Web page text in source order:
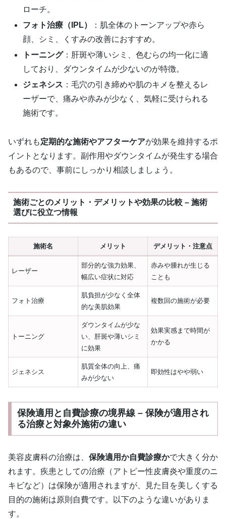
ローチ。
フォト治療（IPL）
：肌全体のトーンアップや赤ら
顔、シミ、くすみの改善におすすめ。
トーニング：肝斑や薄いシミ、色むらの均一化に適
しており、ダウンタイムが少ないのが特徴。
ジェネシス ：毛穴の引き締めや肌のキメを整えるレ
ーザーで、痛みや赤みが少なく、気軽に受けられる
施術です。
いずれも定期的な施術やアフターケアが効果を維持するポ
イントとなります。副作用やダウンタイムが発生する場合
もあるので、事前にしっかり相談しましょう。
施術ごとのメリット・デメリットや効果の比較 – 施術
選びに役立つ情報
施術名 メリット デメリット・注意点
レーザー
部分的な強力効果、
幅広い症状に対応
赤みや腫れが生じる
ことも
フォト治療
肌負担が少なく全体
的な美肌効果
複数回の施術が必要
トーニング
ダウンタイムが少な
い、肝斑や薄いシミ
に効果
効果実感まで時間が
かかる
ジェネシス
肌質全体の向上、痛
みが少ない
即効性はやや弱い
保険適用と自費診療の境界線 – 保険が適用され
る治療と対象外施術の違い
美容皮膚科の治療は、 保険適用か自費診療かで大きく分か
れます。疾患としての治療（アトピー性皮膚炎や重度のニ
キビなど）は保険が適用されますが、見た目を美しくする
目的の施術は原則自費です。以下のような違いがありま
す。